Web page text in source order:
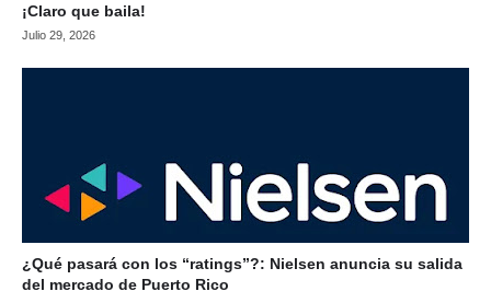
¡Claro que baila!
Julio 29, 2026
¿Qué pasará con los “ratings”?: Nielsen anuncia su salida
del mercado de Puerto Rico